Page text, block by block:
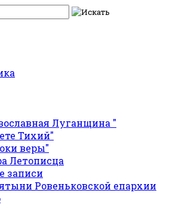
Луганщина "
Тихий"
веры"
Летописца
записи
Ровеньковской епархии